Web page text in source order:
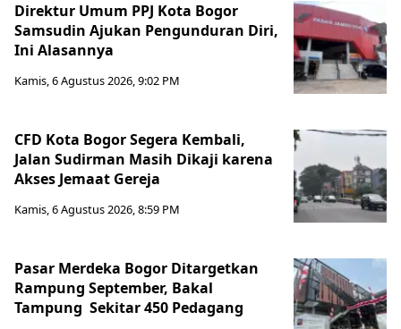
Direktur Umum PPJ Kota Bogor
Samsudin Ajukan Pengunduran Diri,
Ini Alasannya
Kamis, 6 Agustus 2026, 9:02 PM
CFD Kota Bogor Segera Kembali,
Jalan Sudirman Masih Dikaji karena
Akses Jemaat Gereja
Kamis, 6 Agustus 2026, 8:59 PM
Pasar Merdeka Bogor Ditargetkan
Rampung September, Bakal
Tampung Sekitar 450 Pedagang